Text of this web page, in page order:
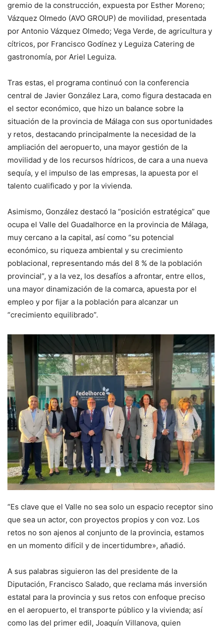
gremio de la construcción, expuesta por Esther Moreno;
Vázquez Olmedo (AVO GROUP) de movilidad, presentada
por Antonio Vázquez Olmedo; Vega Verde, de agricultura y
cítricos, por Francisco Godínez y Leguiza Catering de
gastronomía, por Ariel Leguiza.
Tras estas, el programa continuó con la conferencia
central de Javier González Lara, como figura destacada en
el sector económico, que hizo un balance sobre la
situación de la provincia de Málaga con sus oportunidades
y retos, destacando principalmente la necesidad de la
ampliación del aeropuerto, una mayor gestión de la
movilidad y de los recursos hídricos, de cara a una nueva
sequía, y el impulso de las empresas, la apuesta por el
talento cualificado y por la vivienda.
Asimismo, González destacó la “posición estratégica” que
ocupa el Valle del Guadalhorce en la provincia de Málaga,
muy cercano a la capital, así como “su potencial
económico, su riqueza ambiental y su crecimiento
poblacional, representando más del 8 % de la población
provincial”, y a la vez, los desafíos a afrontar, entre ellos,
una mayor dinamización de la comarca, apuesta por el
empleo y por fijar a la población para alcanzar un
“crecimiento equilibrado”.
“Es clave que el Valle no sea solo un espacio receptor sino
que sea un actor, con proyectos propios y con voz. Los
retos no son ajenos al conjunto de la provincia, estamos
en un momento difícil y de incertidumbre», añadió.
A sus palabras siguieron las del presidente de la
Diputación, Francisco Salado, que reclama más inversión
estatal para la provincia y sus retos con enfoque preciso
en el aeropuerto, el transporte público y la vivienda; así
como las del primer edil, Joaquín Villanova, quien